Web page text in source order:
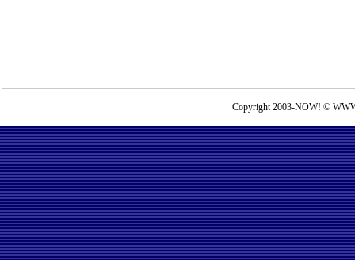
Copyright 2003-NOW! ©